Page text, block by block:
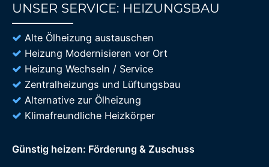
UNSER SERVICE: HEIZUNGSBAU
Alte Ölheizung austauschen
Heizung Modernisieren vor Ort
Heizung Wechseln / Service
Zentralheizungs und Lüftungsbau
Alternative zur Ölheizung
Klimafreundliche Heizkörper
Günstig heizen: Förderung & Zuschuss